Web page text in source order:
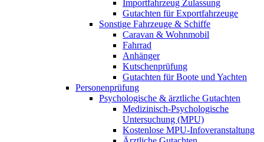
Importfahrzeug Zulassung
Gutachten für Exportfahrzeuge
Sonstige Fahrzeuge & Schiffe
Caravan & Wohnmobil
Fahrrad
Anhänger
Kutschenprüfung
Gutachten für Boote und Yachten
Personenprüfung
Psychologische & ärztliche Gutachten
Medizinisch-Psychologische
Untersuchung (MPU)
Kostenlose MPU-Infoveranstaltung